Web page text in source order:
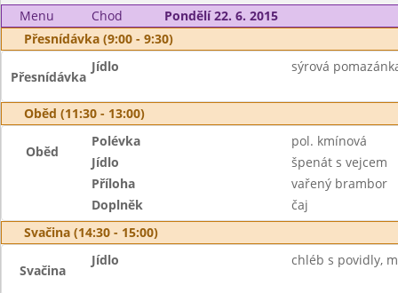
Menu Chod
Pondělí 22. 6. 2015
Přesnídávka (9:00 - 9:30)
Přesnídávka
Jídlo sýrová
Oběd (11:30 - 13:00)
Oběd
Polévka
pol. kmínová
Jídlo
špenát s vejcem
Příloha
vařený brambor
Doplněk
čaj
Svačina (14:30 - 15:00)
Svačina
Jídlo chléb s povidly,